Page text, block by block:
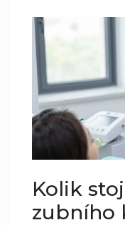
Kolik
zubního